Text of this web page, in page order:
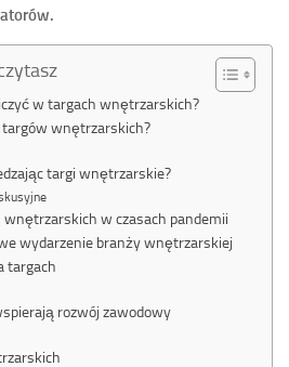
w targach wnętrzarskich?
targów wnętrzarskich?
targi wnętrzarskie?
w czasach pandemii
wydarzenie branży wnętrzarskiej
targach
rozwój zawodowy